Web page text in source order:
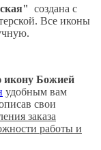
создана с
Все иконы
икону Божией
удобным вам
свои
заказа
работы и